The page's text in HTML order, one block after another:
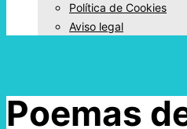
Política de Cookies
Aviso legal
Poemas